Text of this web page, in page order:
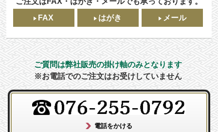
FAX
はがき メール
ご質問は弊社販売の掛け軸のみとなります
※お電話でのご注文はお受けしていません